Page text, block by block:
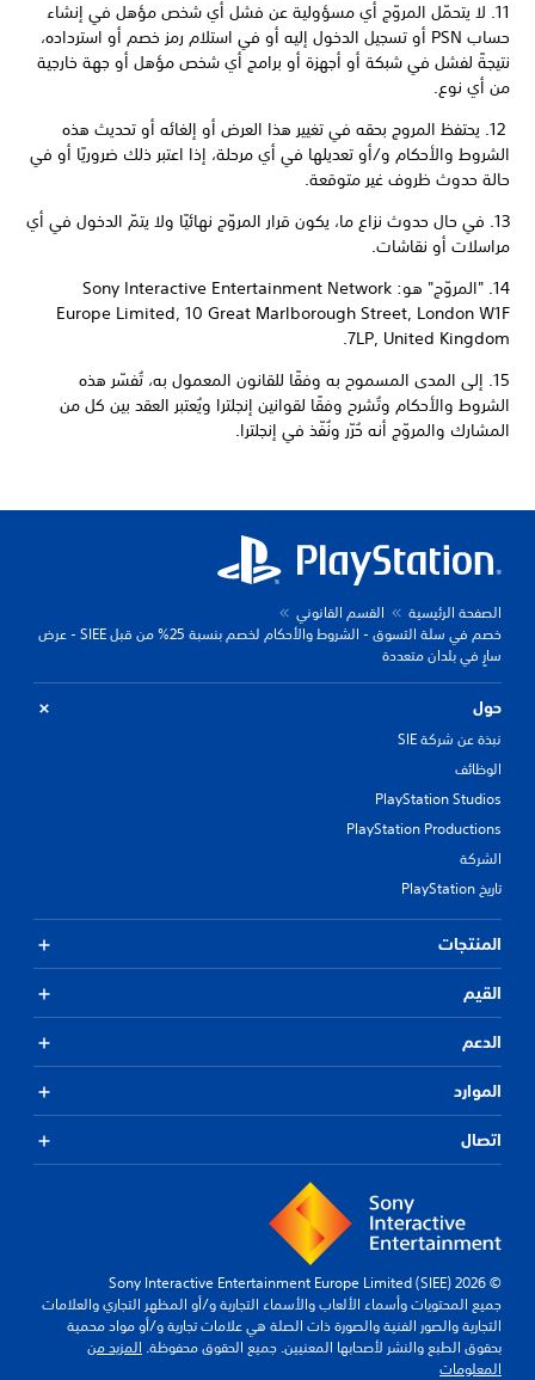
11. لا يتحمّل المروّج أي مسؤولية عن فشل أي شخص مؤهل في إنشاء
حساب PSN أو تسجيل الدخول إليه أو في استلام رمز خصم أو استرداده،
نتيجةً لفشل في شبكة أو أجهزة أو برامج أي شخص مؤهل أو جهة خارجية
من أي نوع.
12. يحتفظ المروج بحقه في تغيير هذا العرض أو إلغائه أو تحديث هذه
الشروط والأحكام و/أو تعديلها في أي مرحلة، إذا اعتبر ذلك ضروريًا أو في
حالة حدوث ظروف غير متوقعة.
13. في حال حدوث نزاع ما، يكون قرار المروّج نهائيًا ولا يتمّ الدخول في أي
مراسلات أو نقاشات.
14. "المروّج" هو: Sony Interactive Entertainment Network
Europe Limited, 10 Great Marlborough Street, London W1F
7LP, United Kingdom.
15. إلى المدى المسموح به وفقًا للقانون المعمول به، تُفسّر هذه
الشروط والأحكام وتُشرح وفقًا لقوانين إنجلترا ويُعتبر العقد بين كل من
المشارك والمروّج أنه حُرّر ونُفّذ في إنجلترا.
الصفحة الرئيسية
القسم القانوني
خصم في سلة التسوق - الشروط والأحكام لخصم بنسبة 25% من قبل SIEE - عرض
سارٍ في بلدان متعددة
حول
نبذة عن شركة SIE
الوظائف
PlayStation Studios
PlayStation Productions
الشركة
تاريخ PlayStation
المنتجات
القيم
الدعم
الموارد
اتصال
© 2026 Sony Interactive Entertainment Europe Limited (SIEE)
جميع المحتويات وأسماء الألعاب والأسماء التجارية و/أو المظهر التجاري والعلامات
التجارية والصور الفنية والصورة ذات الصلة هي علامات تجارية و/أو مواد محمية
بحقوق الطبع والنشر لأصحابها المعنيين. جميع الحقوق محفوظة. المزيد من
المعلومات